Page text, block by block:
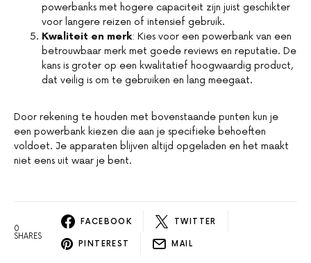
powerbanks met hogere capaciteit zijn juist geschikter
voor langere reizen of intensief gebruik.
Kwaliteit en merk: Kies voor een powerbank van een
betrouwbaar merk met goede reviews en reputatie. De
kans is groter op een kwalitatief hoogwaardig product,
dat veilig is om te gebruiken en lang meegaat.
Door rekening te houden met bovenstaande punten kun je
een powerbank kiezen die aan je specifieke behoeften
voldoet. Je apparaten blijven altijd opgeladen en het maakt
niet eens uit waar je bent.
0
SHARES
FACEBOOK TWITTER
PINTEREST MAIL